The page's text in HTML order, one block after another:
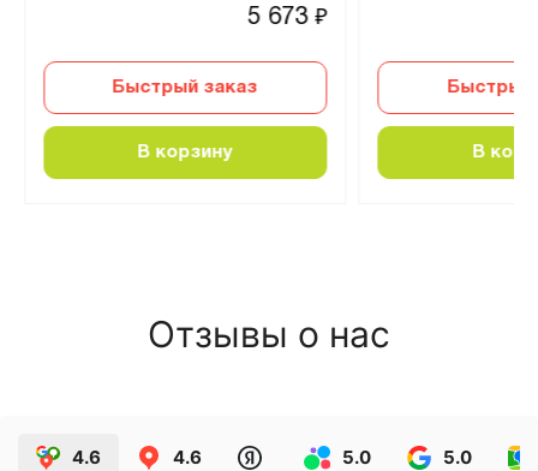
5 673₽
Быстрый заказ
В корзину
Быстрый
В
Отзывы о нас
4.6 4.6 5.0 5.0